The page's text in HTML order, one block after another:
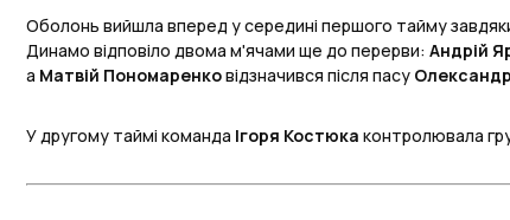
Оболонь вийшла вперед у середині першого тайму
Динамо відповіло двома м'ячами ще до перерви: Андрій
а Матвій Пономаренковідзначився після пасу
У другому таймі команда Ігоря Костюка контролювала